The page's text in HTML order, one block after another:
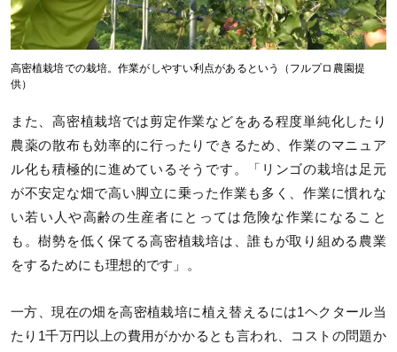
高密植栽培での栽培。作業がしやすい利点があるという（フルプロ農園提
供）
また、高密植栽培では剪定作業などをある程度単純化したり
農薬の散布も効率的に行ったりできるため、作業のマニュア
ル化も積極的に進めているそうです。「リンゴの栽培は足元
が不安定な畑で高い脚立に乗った作業も多く、作業に慣れな
い若い人や高齢の生産者にとっては危険な作業になること
も。樹勢を低く保てる高密植栽培は、誰もが取り組める農業
をするためにも理想的です」。
一方、現在の畑を高密植栽培に植え替えるには1ヘクタール当
たり1千万円以上の費用がかかるとも言われ、コストの問題か